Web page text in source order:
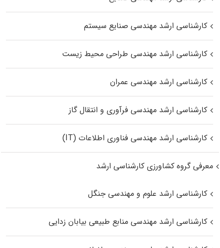
کارشناسی ارشد مهندسی صنایع سیستم
کارشناسی ارشد مهندسی طراحی محیط زیست
کارشناسی ارشد مهندسی عمران
کارشناسی ارشد مهندسی فرآوری و انتقال گاز
کارشناسی ارشد مهندسی فناوری اطلاعات (IT)
معرفی گروه کشاورزی کارشناسی ارشد
کارشناسی ارشد علوم و مهندسی جنگل
کارشناسی ارشد مهندسی منابع طبیعی بیابان زدایی